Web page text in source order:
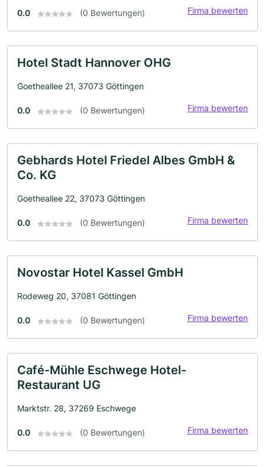
0.0 (0 Bewertungen) Firma bewerten
Hotel Stadt Hannover OHG
Goetheallee 21, 37073 Göttingen
0.0 (0 Bewertungen) Firma bewerten
Gebhards Hotel Friedel Albes GmbH &
Co. KG
Goetheallee 22, 37073 Göttingen
0.0 (0 Bewertungen) Firma bewerten
Novostar Hotel Kassel GmbH
Rodeweg 20, 37081 Göttingen
0.0 (0 Bewertungen) Firma bewerten
Café-Mühle Eschwege Hotel-
Restaurant UG
Marktstr. 28, 37269 Eschwege
0.0 (0 Bewertungen) Firma bewerten